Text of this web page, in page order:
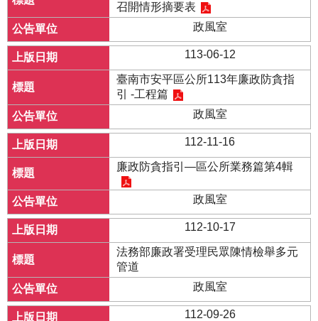
召開情形摘要表
政風室
113-06-12
臺南市安平區公所113年廉政防貪指
引 -工程篇
政風室
112-11-16
廉政防貪指引—區公所業務篇第4輯
政風室
112-10-17
法務部廉政署受理民眾陳情檢舉多元
管道
政風室
112-09-26